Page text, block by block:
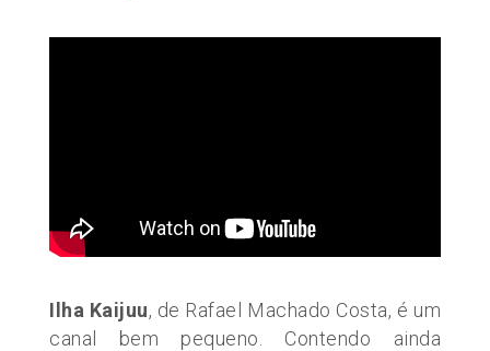
Ilha Kaijuu, de Rafael Machado Costa, é um
canal bem pequeno. Contendo ainda